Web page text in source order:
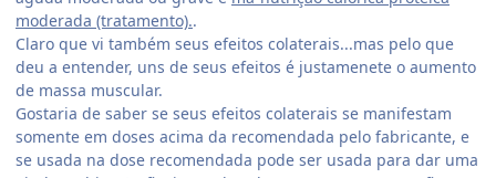
moderada (tratamento)..
Claro que vi também seus efeitos colaterais...mas pelo que
deu a entender, uns de seus efeitos é justamenete o aumento
de massa muscular.
Gostaria de saber se seus efeitos colaterais se manifestam
somente em doses acima da recomendada pelo fabricante, e
se usada na dose recomendada pode ser usada para dar uma